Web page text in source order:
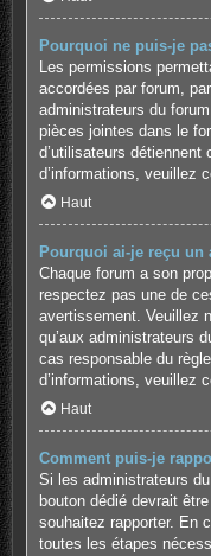
Pourquoi ne puis-je
Les permissions
accordées par forum,
administrateurs du
pièces jointes dans le
d’utilisateurs
d’informations, veuillez
Haut
Pourquoi ai-je reçu un
Chaque forum a son
respectez pas une de
avertissement. Veuillez
qu’aux administrateurs
cas responsable du
d’informations, veuillez
Haut
Comment puis-je
Si les administrateurs
bouton dédié devrait
souhaitez rapporter. En
toutes les étapes